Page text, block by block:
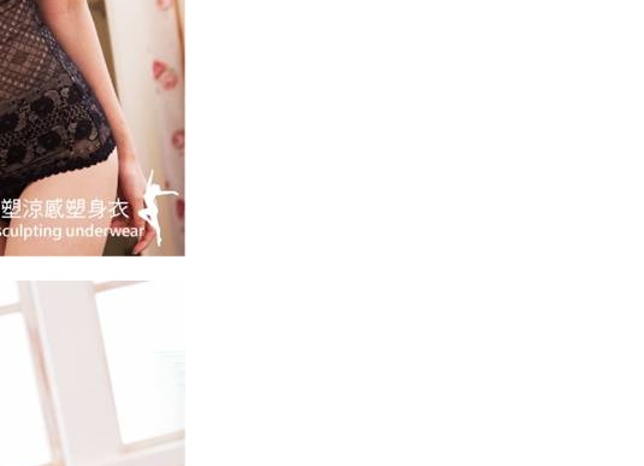
國際配送